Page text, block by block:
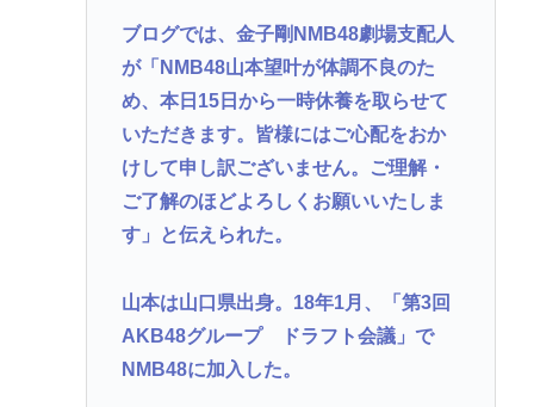
うつ病が治って復職できたらマッマと旅行に行きた
レスバトル星人「この惑星で一番レスバが強い奴を
出せ。そいつが負けたら滅ぼす」👈誰を出す？
【安倍朗報】よく考えたら日本中を焦土にしたアメ
リカと戦後友好関係築いてるのって奇跡だよな
党してケジメをつけろ
【岡山】ネット販売で捕まった男、シャインマスカ
ット盗難の手口
ブログでは、金子剛NMB48劇場支配人
が「NMB48山本望叶が体調不良のた
め、本日15日から一時休養を取らせて
いただきます。皆様にはご心配をおか
けして申し訳ございません。ご理解・
ご了解のほどよろしくお願いいたしま
す」と伝えられた。
山本は山口県出身。18年1月、「第3回
AKB48グループ ドラフト会議」で
NMB48に加入した。